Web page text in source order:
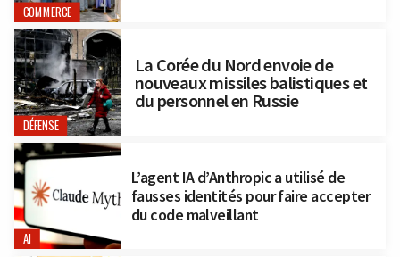
COMMERCE
DÉFENSE
La Corée du Nord envoie de
nouveaux missiles balistiques et
du personnel en Russie
AI
L’agent IA d’Anthropic a utilisé de
fausses identités pour faire accepter
du code malveillant